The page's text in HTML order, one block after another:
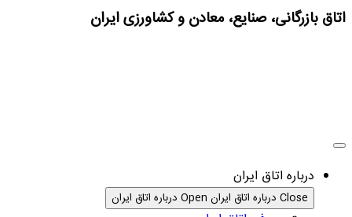
اتاق بازرگانی، صنایع، معادن و کشاورزی ایران
درباره اتاق ایران
Close درباره اتاق ایران Open درباره اتاق ایران